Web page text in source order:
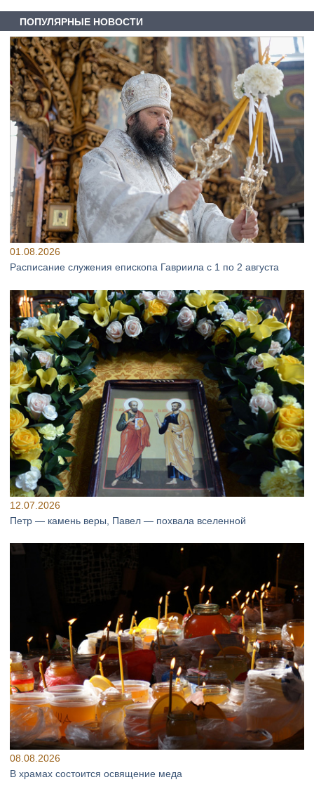
ПОПУЛЯРНЫЕ НОВОСТИ
01.08.2026
Расписание служения епископа Гавриила с 1 по 2 августа
12.07.2026
Петр — камень веры, Павел — похвала вселенной
08.08.2026
В храмах состоится освящение меда